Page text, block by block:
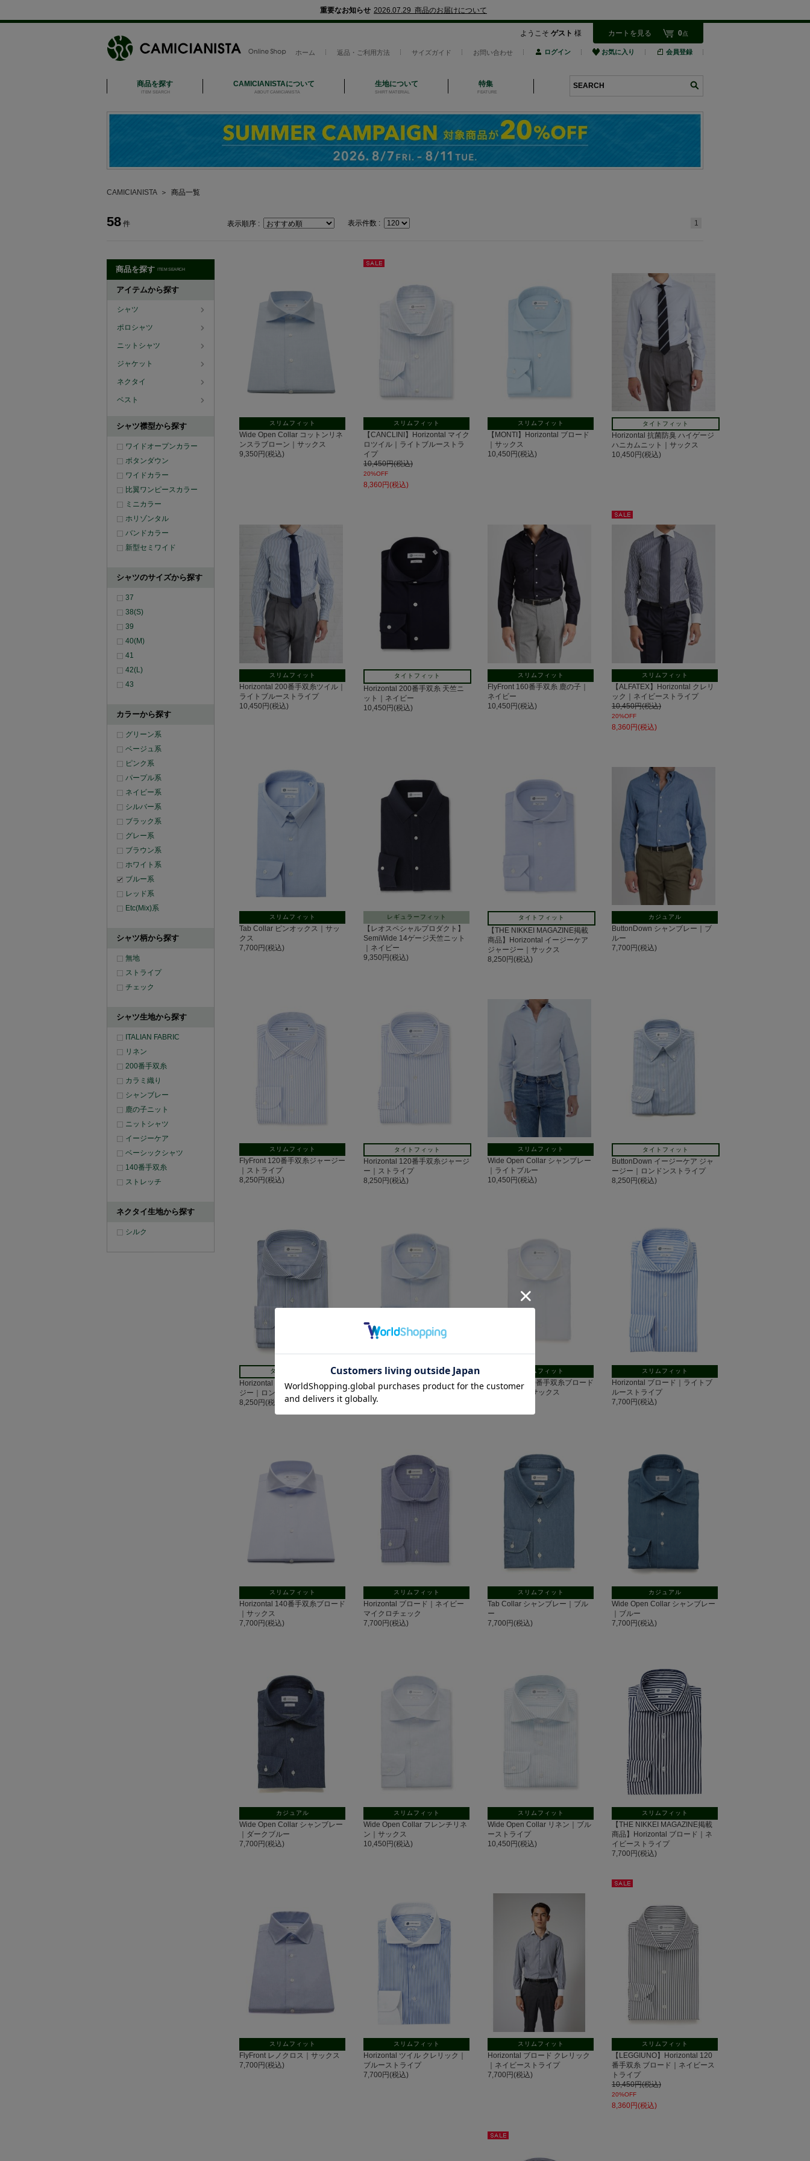
重要なお知らせ 2026.07.29 商品のお届けについて
ようこそ ゲスト 様 カートを見る 0点
ホーム 返品・ご利用方法 サイズガイド お問い合わせ ログイン お気に入り 会員登録
商品を探す
ITEM SEARCH
CAMICIANISTAについて
ABOUT CAMICIANISTA
生地について
SHIRT MATERIAL
特集
FEATURE
CAMICIANISTA＞ 商品一覧
58 件 表示順序 : 表示件数 : 1
商品を探す ITEM SEARCH
アイテムから探す
シャツ
ポロシャツ
ニットシャツ
ジャケット
ネクタイ
ベスト
シャツ襟型から探す
ワイドオープンカラー
ボタンダウン
ワイドカラー
比翼ワンピースカラー
ミニカラー
ホリゾンタル
バンドカラー
新型セミワイド
シャツのサイズから探す
37
38(S)
39
40(M)
41
42(L)
43
カラーから探す
グリーン系
ベージュ系
ピンク系
パープル系
ネイビー系
シルバー系
ブラック系
グレー系
ブラウン系
ホワイト系
ブルー系
レッド系
Etc(Mix)系
シャツ柄から探す
無地
ストライプ
チェック
シャツ生地から探す
ITALIAN FABRIC
リネン
200番手双糸
カラミ織り
シャンブレー
鹿の子ニット
ニットシャツ
イージーケア
ベーシックシャツ
140番手双糸
ストレッチ
ネクタイ生地から探す
シルク
スリムフィット
Wide Open Collar コットンリネ
ンスラブローン｜サックス
9,350円(税込)
スリムフィット
【CANCLINI】Horizontal マイク
ロツイル｜ライトブルーストラ
イプ
10,450円(税込)
20%OFF
8,360円(税込)
スリムフィット
【MONTI】Horizontal ブロード
｜サックス
10,450円(税込)
タイトフィット
Horizontal 抗菌防臭 ハイゲージ
ハニカムニット｜サックス
10,450円(税込)
スリムフィット
Horizontal 200番手双糸ツイル｜
ライトブルーストライプ
10,450円(税込)
タイトフィット
Horizontal 200番手双糸 天竺ニ
ット｜ネイビー
10,450円(税込)
スリムフィット
FlyFront 160番手双糸 鹿の子｜
ネイビー
10,450円(税込)
スリムフィット
【ALFATEX】Horizontal クレリ
ック｜ネイビーストライプ
10,450円(税込)
20%OFF
8,360円(税込)
スリムフィット
Tab Collar ピンオックス｜サッ
クス
7,700円(税込)
レギュラーフィット
【レオスペシャルプロダクト】
SemiWide 14ゲージ天竺ニット
｜ネイビー
9,350円(税込)
タイトフィット
【THE NIKKEI MAGAZINE掲載
商品】Horizontal イージーケア
ジャージー｜サックス
8,250円(税込)
カジュアル
ButtonDown シャンブレー｜ブ
ルー
7,700円(税込)
スリムフィット
FlyFront 120番手双糸ジャージー
｜ストライプ
8,250円(税込)
タイトフィット
Horizontal 120番手双糸ジャージ
ー｜ストライプ
8,250円(税込)
スリムフィット
Wide Open Collar シャンブレー
｜ライトブルー
10,450円(税込)
タイトフィット
ButtonDown イージーケア ジャ
ージー｜ロンドンストライプ
8,250円(税込)
タイトフィット
Horizontal イージーケア ジャー
ジー｜ロンドンストライプ
8,250円(税込)
スリムフィット
Horizontal イージーケア ロイヤ
ルオックス｜サックス
7,700円(税込)
スリムフィット
Horizontal 140番手双糸ブロード
クレリック｜サックス
スリムフィット
Horizontal ブロード｜ライトブ
ルーストライプ
7,700円(税込)
スリムフィット
Horizontal 140番手双糸ブロード
｜サックス
7,700円(税込)
スリムフィット
Horizontal ブロード｜ネイビー
マイクロチェック
7,700円(税込)
スリムフィット
Tab Collar シャンブレー｜ブル
ー
7,700円(税込)
カジュアル
Wide Open Collar シャンブレー
｜ブルー
7,700円(税込)
カジュアル
Wide Open Collar シャンブレー
｜ダークブルー
7,700円(税込)
スリムフィット
Wide Open Collar フレンチリネ
ン｜サックス
10,450円(税込)
スリムフィット
Wide Open Collar リネン｜ブル
ーストライプ
10,450円(税込)
スリムフィット
【THE NIKKEI MAGAZINE掲載
商品】Horizontal ブロード｜ネ
イビーストライプ
7,700円(税込)
スリムフィット
FlyFront レノクロス｜サックス
7,700円(税込)
スリムフィット
Horizontal ツイル クレリック｜
ブルーストライプ
7,700円(税込)
スリムフィット
Horizontal ブロード クレリック
｜ネイビーストライプ
7,700円(税込)
スリムフィット
【LEGGIUNO】Horizontal 120
番手双糸 ブロード｜ネイビース
トライプ
10,450円(税込)
20%OFF
8,360円(税込)